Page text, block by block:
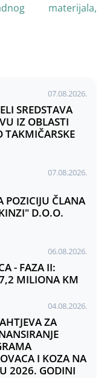
materijala,
07.08.2026.
SREDSTAVA
IZ OBLASTI
TAKMIČARSKE
07.08.2026.
POZICIJU ČLANA
D.O.O.
06.08.2026.
- FAZA II:
7,2 MILIONA KM
04.08.2026.
ZA
I KOZA NA
2026. GODINI